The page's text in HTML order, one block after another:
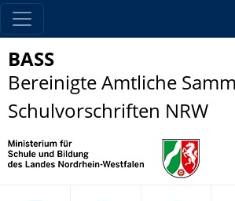
BASS
Bereinigte Amtliche
Schulvorschriften NRW